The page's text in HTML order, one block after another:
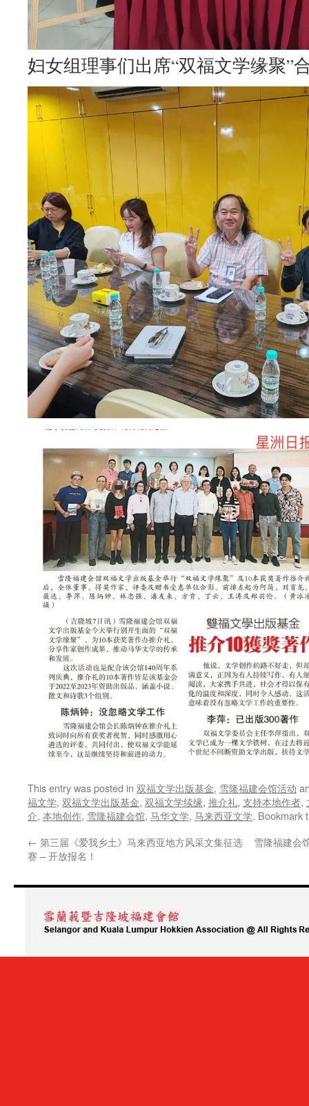
妇女组理事们出席“双福文学缘聚”
This entry was posted in 双福文学出版基金, 雪隆福建会馆活动
福文学, 双福文学出版基金, 双福文学续缘, 推介礼, 支持本地作者,
介, 本地创作, 雪隆福建会馆, 马华文学, 马来西亚文学. Bookmark
← 第三届《爱我乡土》马来西亚地方风采文集征选
赛 – 开放报名！
雪隆福建会